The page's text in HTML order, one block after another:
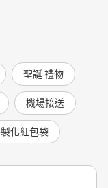
聖誕 禮物
機場接送
化紅包袋